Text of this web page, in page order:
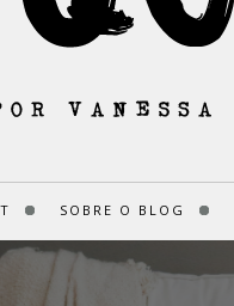
SOBRE O BLOG